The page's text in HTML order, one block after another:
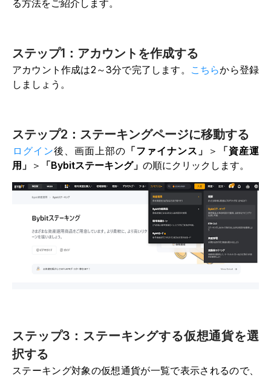
る方法をご紹介します。
ステップ1：アカウントを作成する
アカウント作成は2～3分で完了します。 こちらから登録
しましょう。
ステップ2：ステーキングページに移動する
ログイン後、画面上部の 「ファイナンス」 ＞
「資産運
用」 ＞ 「Bybitステーキング」 の順にクリックします。
ステップ3：ステーキングする仮想通貨を選
択する
ステーキング対象の仮想通貨が一覧で表示されるので、